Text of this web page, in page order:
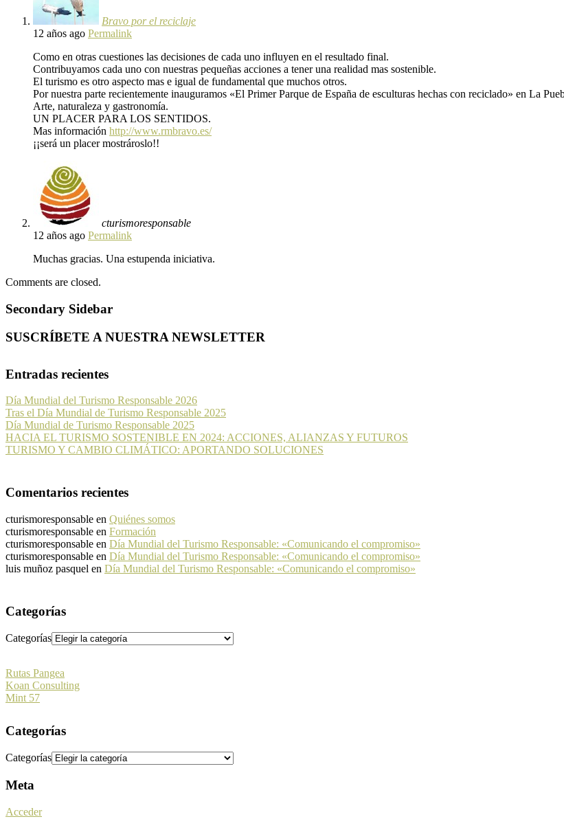
Bravo por el reciclaje
12 años ago Permalink
Como en otras cuestiones las decisiones de cada uno influyen en el resultado final.
Contribuyamos cada uno con nuestras pequeñas acciones a tener una realidad mas sostenible.
El turismo es otro aspecto mas e igual de fundamental que muchos otros.
Por nuestra parte recientemente inauguramos «El Primer Parque de España de esculturas hechas con reciclado» en La
Arte, naturaleza y gastronomía.
UN PLACER PARA LOS SENTIDOS.
Mas información http://www.rmbravo.es/
¡¡será un placer mostrároslo!!
cturismoresponsable
12 años ago Permalink
Muchas gracias. Una estupenda iniciativa.
Comments are closed.
Secondary Sidebar
SUSCRÍBETE A NUESTRA NEWSLETTER
Entradas recientes
Día Mundial del Turismo Responsable 2026
Tras el Día Mundial de Turismo Responsable 2025
Día Mundial de Turismo Responsable 2025
HACIA EL TURISMO SOSTENIBLE EN 2024: ACCIONES, ALIANZAS Y FUTUROS
TURISMO Y CAMBIO CLIMÁTICO: APORTANDO SOLUCIONES
Comentarios recientes
cturismoresponsable en Quiénes somos
cturismoresponsable en Formación
cturismoresponsable en Día Mundial del Turismo Responsable: «Comunicando el compromiso»
cturismoresponsable en Día Mundial del Turismo Responsable: «Comunicando el compromiso»
luis muñoz pasquel en Día Mundial del Turismo Responsable: «Comunicando el compromiso»
Categorías
Categorías
Rutas Pangea
Koan Consulting
Mint 57
Categorías
Categorías
Meta
Acceder